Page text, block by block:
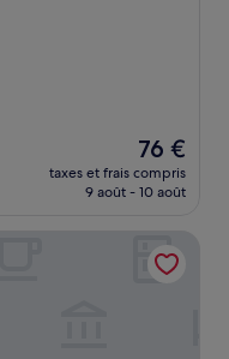
Le
nouveau
prix
de
76 €
76 €
taxes et frais compris
9 août - 10 août